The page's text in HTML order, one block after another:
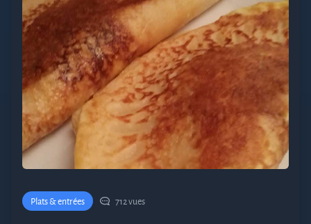
Plats & entrées 712 vues